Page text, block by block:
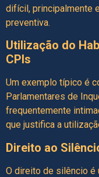
difícil, principalmente
preventiva.
Utilização do
CPIs
Um exemplo típico é
Parlamentares de
frequentemente
que justifica a
Direito ao
O direito de silêncio é